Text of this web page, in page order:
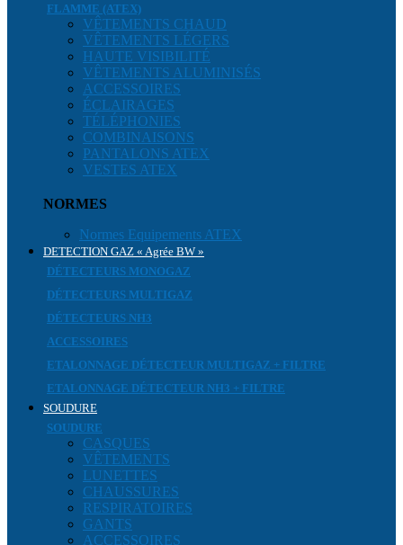
FLAMME (ATEX)
VÊTEMENTS CHAUD
VÊTEMENTS LÉGERS
HAUTE VISIBILITÉ
VÊTEMENTS ALUMINISÉS
ACCESSOIRES
ÉCLAIRAGES
TÉLÉPHONIES
COMBINAISONS
PANTALONS ATEX
VESTES ATEX
NORMES
Normes Equipements ATEX
DETECTION GAZ « Agrée BW »
DÉTECTEURS MONOGAZ
DÉTECTEURS MULTIGAZ
DÉTECTEURS NH3
ACCESSOIRES
ETALONNAGE DÉTECTEUR MULTIGAZ + FILTRE
ETALONNAGE DÉTECTEUR NH3 + FILTRE
SOUDURE
SOUDURE
CASQUES
VÊTEMENTS
LUNETTES
CHAUSSURES
RESPIRATOIRES
GANTS
ACCESSOIRES